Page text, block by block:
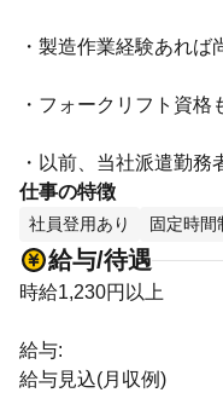
・製造作業経験あれば
・フォークリフト資格
・以前、当社派遣勤
仕事の特徴
社員登用あり 固定時間
給与/待遇
時給1,230円以上
給与:
給与見込(月収例)